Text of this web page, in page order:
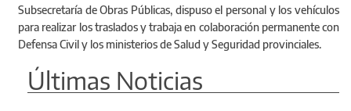
Subsecretaría de Obras Públicas, dispuso el personal y los vehículos
para realizar los traslados y trabaja en colaboración permanente con
Defensa Civil y los ministerios de Salud y Seguridad provinciales.
Últimas Noticias